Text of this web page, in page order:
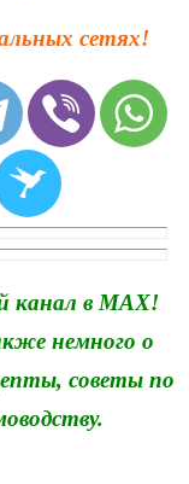
сетях!
в MAX!
немного о
советы по